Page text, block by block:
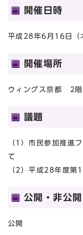
開催日時
平成28年6月16日
開催場所
ウィングス京都 2
議題
（1）市民参加推進
て
（2）平成28年度第
公開・非公開
公開